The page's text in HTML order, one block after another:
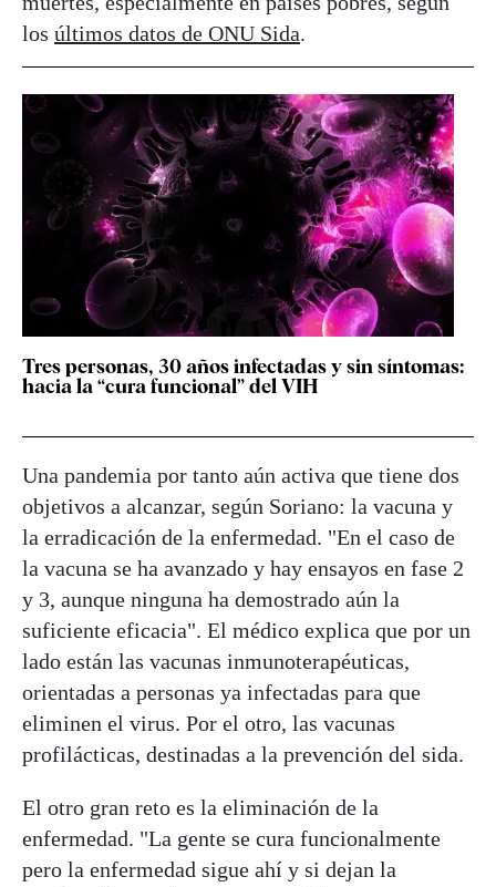
los últimos datos de ONU Sida.
Tres personas, 30 años infectadas y sin síntomas:
hacia la “cura funcional” del VIH
Una pandemia por tanto aún activa que tiene dos
objetivos a alcanzar, según Soriano: la vacuna y
la erradicación de la enfermedad. "En el caso de
la vacuna se ha avanzado y hay ensayos en fase 2
y 3, aunque ninguna ha demostrado aún la
suficiente eficacia". El médico explica que por un
lado están las vacunas inmunoterapéuticas,
orientadas a personas ya infectadas para que
eliminen el virus. Por el otro, las vacunas
profilácticas, destinadas a la prevención del sida.
El otro gran reto es la eliminación de la
enfermedad. "La gente se cura funcionalmente
pero la enfermedad sigue ahí y si dejan la